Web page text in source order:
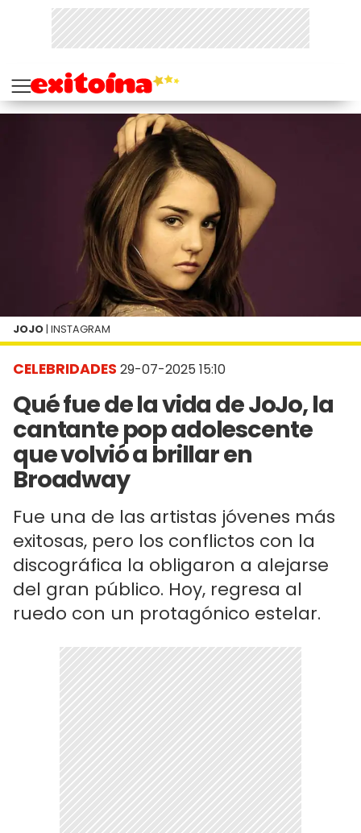
CELEBRIDADES 29-07-2025 15:10
Qué fue de la vida de JoJo, la
cantante pop adolescente
que volvió a brillar en
Broadway
Fue una de las artistas jóvenes más
exitosas, pero los conflictos con la
discográfica la obligaron a alejarse
del gran público. Hoy, regresa al
ruedo con un protagónico estelar.
JOJO | INSTAGRAM